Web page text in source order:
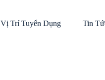
Vị Trí Tuyển Dụng Tin